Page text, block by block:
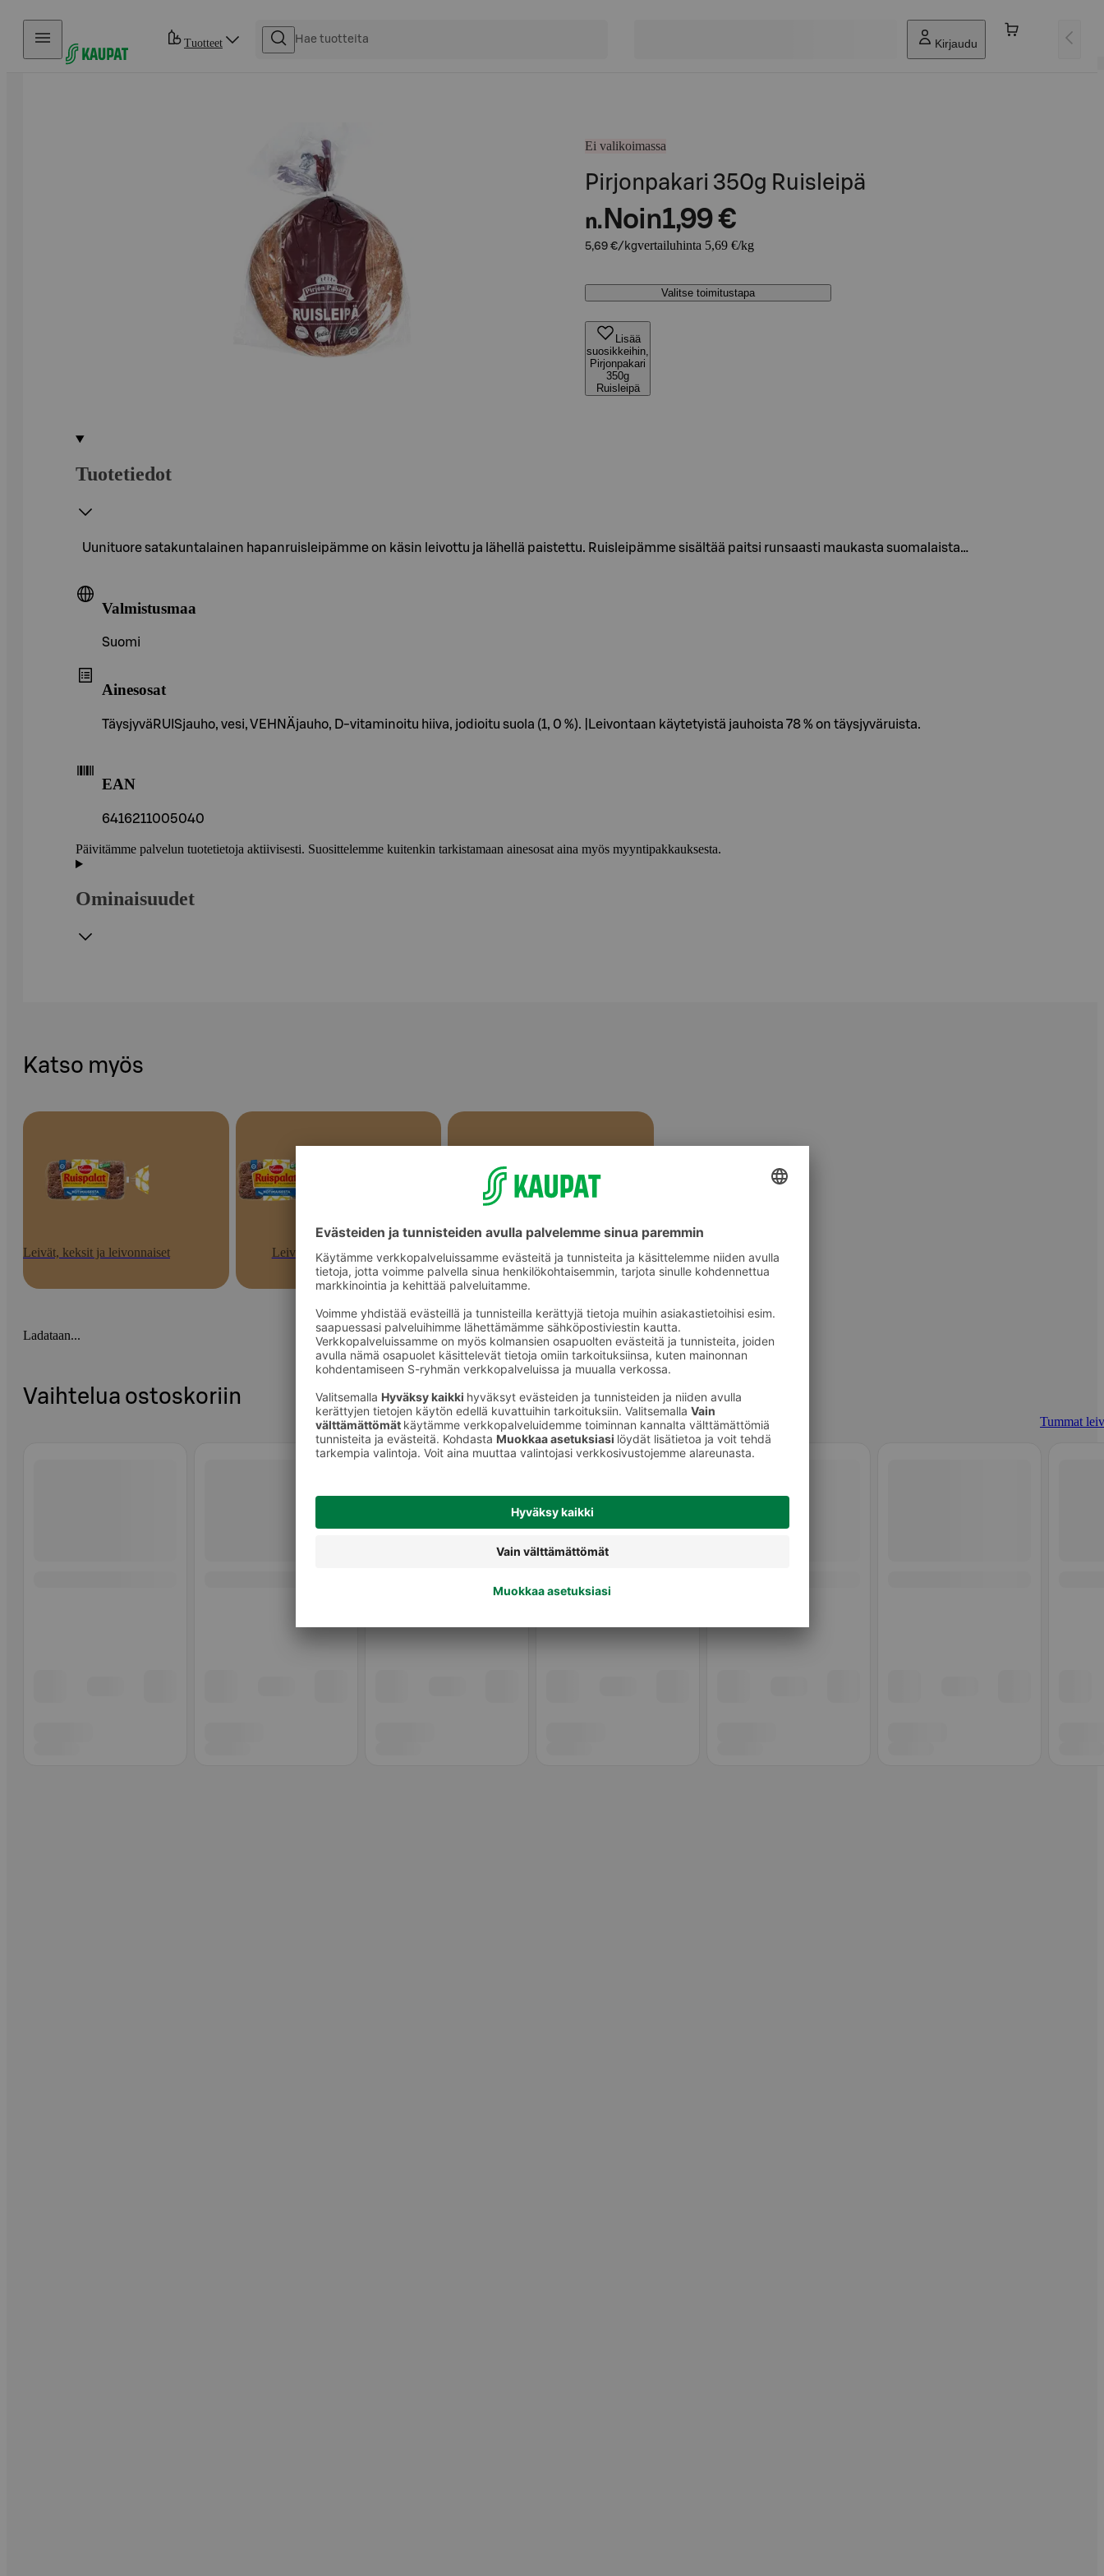
Hyppää sisältöön
Tuotteet Kirjaudu
Ei valikoimassa
Pirjonpakari 350g Ruisleipä
n. Noin1,99 €
5,69 €/kgvertailuhinta 5,69 €/kg
Valitse toimitustapa
Lisää
suosikkeihin,
Pirjonpakari
350g
Ruisleipä
Tuotetiedot
Uunituore satakuntalainen hapanruisleipämme on käsin leivottu ja lähellä paistettu. Ruisleipämme sisältää paitsi runsaasti maukasta suomalaista…
Valmistusmaa
Suomi
Ainesosat
TäysjyväRUISjauho, vesi, VEHNÄjauho, D-vitaminoitu hiiva, jodioitu suola (1, 0 %). |Leivontaan käytetyistä jauhoista 78 % on täysjyväruista.
EAN
6416211005040
Päivitämme palvelun tuotetietoja aktiivisesti. Suosittelemme kuitenkin tarkistamaan ainesosat aina myös myyntipakkauksesta.
Ominaisuudet
Katso myös
Leivät, keksit ja leivonnaiset Leivät Tummat leivät
Ladataan...
Vaihtelua ostoskoriin
Tummat